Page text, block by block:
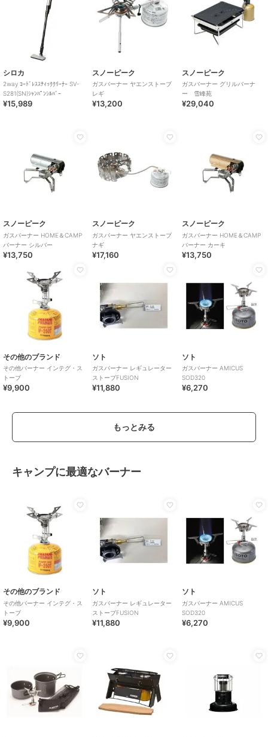
シロカ
2way ｺｰﾄﾞﾚｽｽﾃｨｯｸｸﾘｰﾅｰ SV-
S281(SN)ｼｬﾝﾊﾟﾝｼﾙﾊﾞｰ
¥15,989
スノーピーク
ガスバーナー ヤエンストーブ
レギ
¥13,200
スノーピーク
ガスバーナー グリルバーナ
ー 雪峰苑
¥29,040
スノーピーク
ガスバーナー HOME＆CAMP
バーナー シルバー
¥13,750
スノーピーク
ガスバーナー ヤエンストーブ
ナギ
¥17,160
スノーピーク
ガスバーナー HOME＆CAMP
バーナー カーキ
¥13,750
その他のブランド
その他バーナー インテグ・ス
トーブ
¥9,900
ソト
ガスバーナー レギュレーター
ストーブFUSION
¥11,880
ソト
ガスバーナー AMICUS
SOD320
¥6,270
もっとみる
キャンプに最適なバーナー
その他のブランド
その他バーナー インテグ・ス
トーブ
¥9,900
ソト
ガスバーナー レギュレーター
ストーブFUSION
¥11,880
ソト
ガスバーナー AMICUS
SOD320
¥6,270